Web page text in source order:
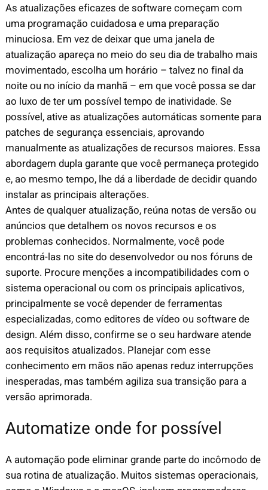
As atualizações eficazes de software começam com
uma programação cuidadosa e uma preparação
minuciosa. Em vez de deixar que uma janela de
atualização apareça no meio do seu dia de trabalho mais
movimentado, escolha um horário – talvez no final da
noite ou no início da manhã – em que você possa se dar
ao luxo de ter um possível tempo de inatividade. Se
possível, ative as atualizações automáticas somente para
patches de segurança essenciais, aprovando
manualmente as atualizações de recursos maiores. Essa
abordagem dupla garante que você permaneça protegido
e, ao mesmo tempo, lhe dá a liberdade de decidir quando
instalar as principais alterações.
Antes de qualquer atualização, reúna notas de versão ou
anúncios que detalhem os novos recursos e os
problemas conhecidos. Normalmente, você pode
encontrá-las no site do desenvolvedor ou nos fóruns de
suporte. Procure menções a incompatibilidades com o
sistema operacional ou com os principais aplicativos,
principalmente se você depender de ferramentas
especializadas, como editores de vídeo ou software de
design. Além disso, confirme se o seu hardware atende
aos requisitos atualizados. Planejar com esse
conhecimento em mãos não apenas reduz interrupções
inesperadas, mas também agiliza sua transição para a
versão aprimorada.
Automatize onde for possível
A automação pode eliminar grande parte do incômodo de
sua rotina de atualização. Muitos sistemas operacionais,